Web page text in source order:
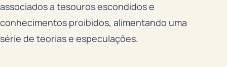
associados a tesouros escondidos e
conhecimentos proibidos, alimentando uma
série de teorias e especulações.